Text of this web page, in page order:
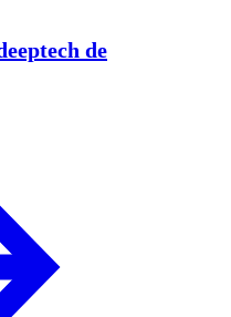
de